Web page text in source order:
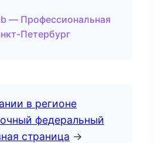
— Профессиональная
Петербург
в регионе
федеральный
страница →